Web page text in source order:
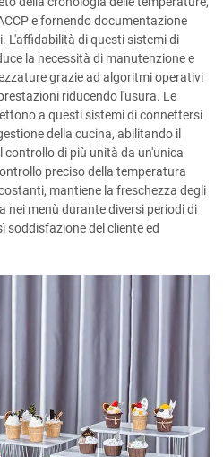
e fornendo documentazione
L'affidabilità di questi sistemi di
la necessità di manutenzione e
grazie ad algoritmi operativi
riducendo l'usura. Le
a questi sistemi di connettersi
della cucina, abilitando il
di più unità da un'unica
preciso della temperatura
mantiene la freschezza degli
nei menù durante diversi periodi di
soddisfazione del cliente ed